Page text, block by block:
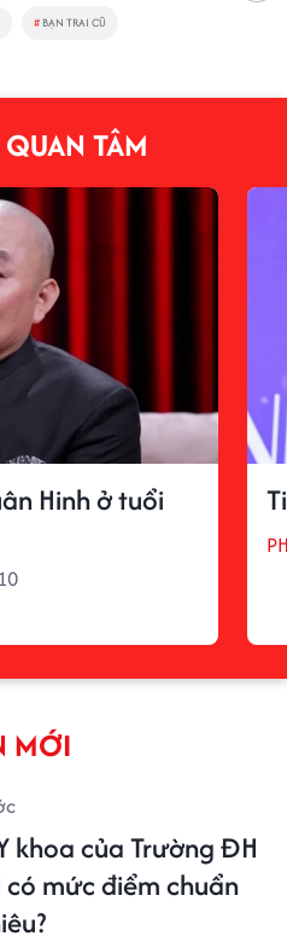
# BẠN TRAI CŨ
TÂM
Hinh ở tuổi
MỚI
khoa của Trường ĐH
có mức điểm chuẩn